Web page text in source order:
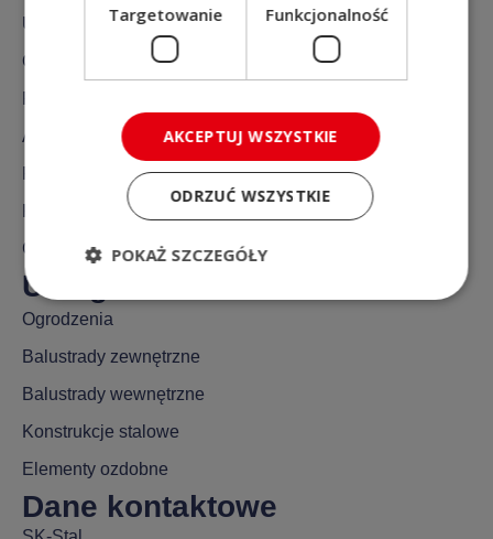
Usługi
O nas
Aktualności
Gdzie działamy?
Usługi
Ogrodzenia
Balustrady zewnętrzne
Balustrady wewnętrzne
Konstrukcje stalowe
Elementy ozdobne
Dane kontaktowe
Targetowanie Funkcjonalność
AKCEPTUJ WSZYSTKIE
ODRZUĆ WSZYSTKIE
POKAŻ SZCZEGÓŁY